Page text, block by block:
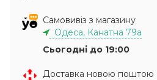
Самовивіз з магазину
Одеса, Канатна 79а
Сьогодні до 19:00
Доставка новою поштою